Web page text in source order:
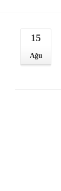
15
Ağu